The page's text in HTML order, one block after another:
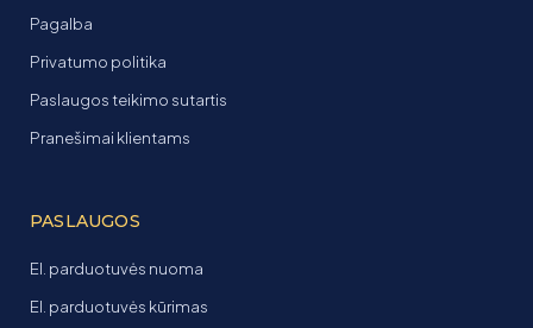
Pagalba
Privatumo politika
Paslaugos teikimo sutartis
Pranešimai klientams
PASLAUGOS
El. parduotuvės nuoma
El. parduotuvės kūrimas